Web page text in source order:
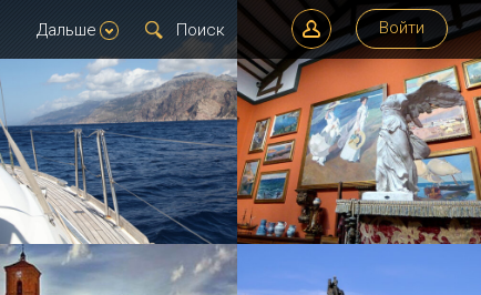
Войти
Дальше